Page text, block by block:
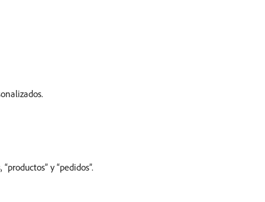
y “pedidos”.